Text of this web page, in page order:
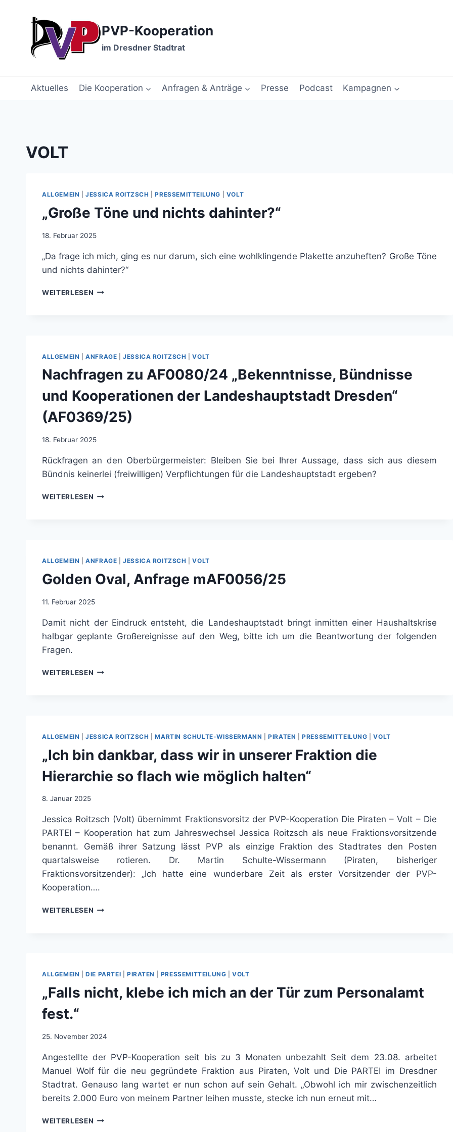
PVP-Kooperation
im Dresdner Stadtrat
Aktuelles Die Kooperation Anfragen & Anträge Presse Podcast Kampagnen
VOLT
ALLGEMEIN |JESSICA ROITZSCH |PRESSEMITTEILUNG VOLT
„Große Töne und nichts dahinter?“
18. Februar 2025
„Da frage ich mich, ging es nur darum, sich eine wohlklingende Plakette anzuheften? Große Töne
und nichts dahinter?“
WEITERLESEN „GROSSE T
ALLGEMEIN |ANFRAGE |JESSICA ROITZSCH |VOLT
Nachfragen zu AF0080/24 „Bekenntnisse, Bündnisse
und Kooperationen der Landeshauptstadt Dresden“
(AF0369/25)
18. Februar 2025
Rückfragen an den Oberbürgermeister: Bleiben Sie bei Ihrer Aussage, dass sich aus diesem
Bündnis keinerlei (freiwilligen) Verpflichtungen für die Landeshauptstadt ergeben?
WEITERLESEN NACHFRAGEN
KOOPERATIONEN
LANDESHAUPTSTADT
(AF0369/25)
ALLGEMEIN |ANFRAGE |JESSICA ROITZSCH |VOLT
Golden Oval, Anfrage mAF0056/25
11. Februar 2025
Damit nicht der Eindruck entsteht, die Landeshauptstadt bringt inmitten einer Haushaltskrise
halbgar geplante Großereignisse auf den Weg, bitte ich um die Beantwortung der folgenden
Fragen.
WEITERLESEN GOLDEN
ALLGEMEIN |JESSICA ROITZSCH |MARTIN SCHULTE-WISSERMANN |PIRATEN |PRESSEMITTEILUNG |VOLT
„Ich bin dankbar, dass wir in unserer Fraktion die
Hierarchie so flach wie möglich halten“
8. Januar 2025
Jessica Roitzsch (Volt) übernimmt Fraktionsvorsitz der PVP-Kooperation Die Piraten – Volt – Die
PARTEI – Kooperation hat zum Jahreswechsel Jessica Roitzsch als neue Fraktionsvorsitzende
benannt. Gemäß ihrer Satzung lässt PVP als einzige Fraktion des Stadtrates den Posten
quartalsweise rotieren. Dr. Martin Schulte-Wissermann (Piraten, bisheriger
Fraktionsvorsitzender): „Ich hatte eine wunderbare Zeit als erster Vorsitzender der PVP-
Kooperation….
WEITERLESEN „ICH
UNSERER
DIE
WIE
HALTEN“
ALLGEMEIN |DIE PARTEI PIRATEN PRESSEMITTEILUNG |VOLT
„Falls nicht, klebe ich mich an der Tür zum Personalamt
fest.“
25. November 2024
Angestellte der PVP-Kooperation seit bis zu 3 Monaten unbezahlt Seit dem 23.08. arbeitet
Manuel Wolf für die neu gegründete Fraktion aus Piraten, Volt und Die PARTEI im Dresdner
Stadtrat. Genauso lang wartet er nun schon auf sein Gehalt. „Obwohl ich mir zwischenzeitlich
bereits 2.000 Euro von meinem Partner leihen musste, stecke ich nun erneut mit…
WEITERLESEN „FALLS